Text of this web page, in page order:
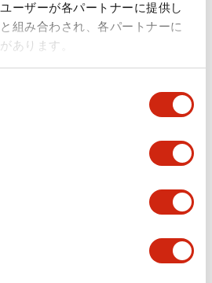
ーザーが各パートナーに提供し
組み合わされ、各パートナーに
あります。